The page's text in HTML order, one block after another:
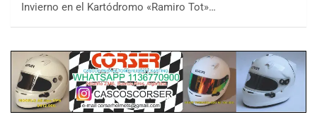
Invierno en el Kartódromo «Ramiro Tot»…